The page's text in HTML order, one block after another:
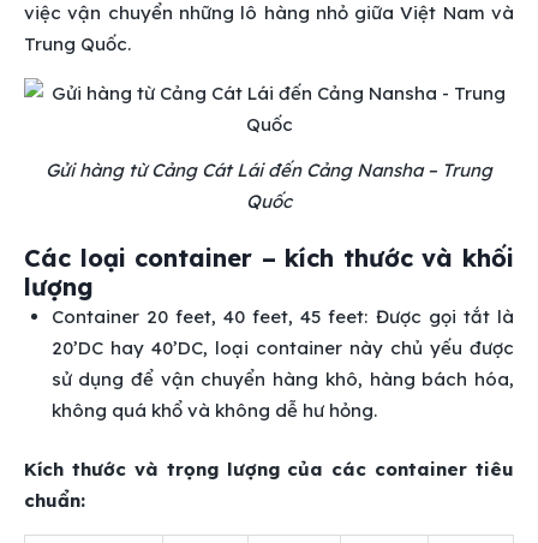
việc vận chuyển những lô hàng nhỏ giữa Việt Nam và
Trung Quốc.
Gửi hàng từ Cảng Cát Lái đến Cảng Nansha – Trung
Quốc
Các loại container – kích thước và khối
lượng
Container 20 feet, 40 feet, 45 feet: Được gọi tắt là
20’DC hay 40’DC, loại container này chủ yếu được
sử dụng để vận chuyển hàng khô, hàng bách hóa,
không quá khổ và không dễ hư hỏng.
Kích thước và trọng lượng của các container tiêu
chuẩn: